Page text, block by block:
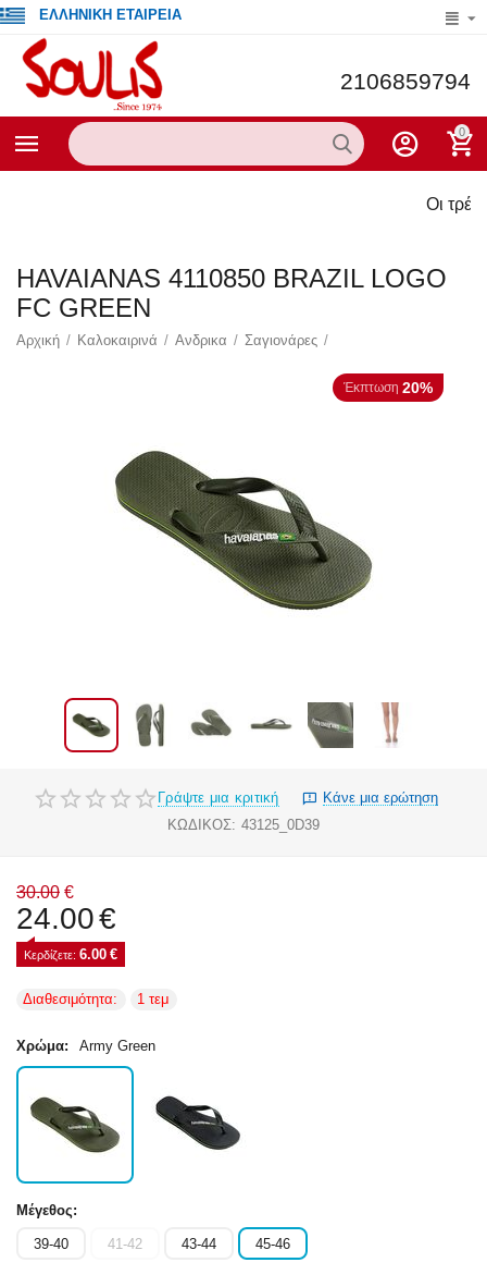
ΕΛΛΗΝΙΚΗ ΕΤΑΙΡΕΙΑ
2106859794
0
Οι τρέχουσες
HAVAIANAS 4110850 BRAZIL LOGO
FC GREEN
Αρχική / Καλοκαιρινά / Ανδρικα / Σαγιονάρες /
Έκπτωση 20%
Γράψτε μια κριτική
Κάνε μια ερώτηση
ΚΩΔΙΚΟΣ: 43125_0D39
30.00 €
24.00€
Κερδίζετε: 6.00 €
Διαθεσιμότητα: 1 τεμ
Χρώμα: Army Green
Μέγεθος:
39-40 41-42 43-44 45-46